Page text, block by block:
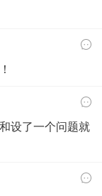
设了一个问题就